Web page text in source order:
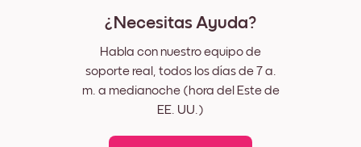
¿Necesitas Ayuda?
Habla con nuestro equipo de
soporte real, todos los días de 7 a.
m. a medianoche (hora del Este de
EE. UU.)